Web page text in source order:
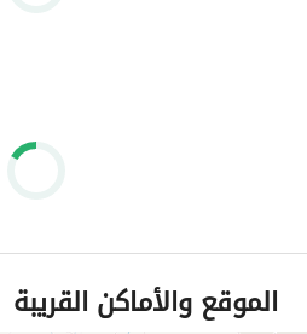
الموقع والأماكن القريبة